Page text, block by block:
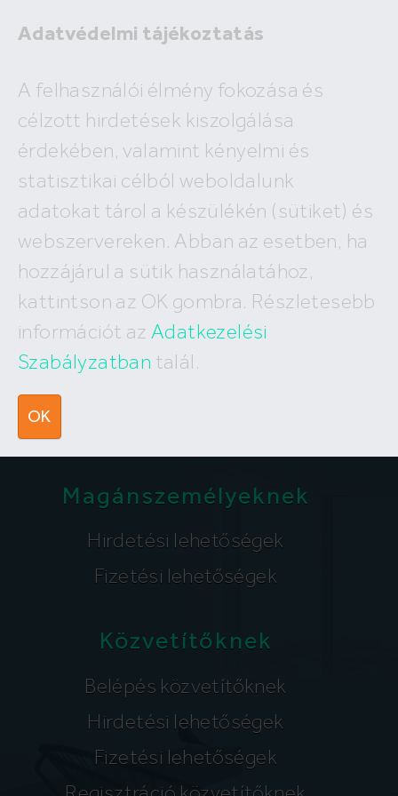
Adatvédelmi tájékoztatás
A felhasználói élmény fokozása és
célzott hirdetések kiszolgálása
érdekében, valamint kényelmi és
statisztikai célból weboldalunk
adatokat tárol a készülékén (sütiket) és
webszervereken. Abban az esetben, ha
hozzájárul a sütik használatához,
kattintson az OK gombra. Részletesebb
információt az Adatkezelési
Szabályzatban talál.
OK
A megadott ingatlan már nem
szerepel az adatbázisunkban!
Hívj minket
+36 (30) 550 5566
Írj nekünk
Magánszemélyeknek
Hirdetési lehetőségek
Fizetési lehetőségek
Közvetítőknek
Belépés közvetítőknek
Hirdetési lehetőségek
Fizetési lehetőségek